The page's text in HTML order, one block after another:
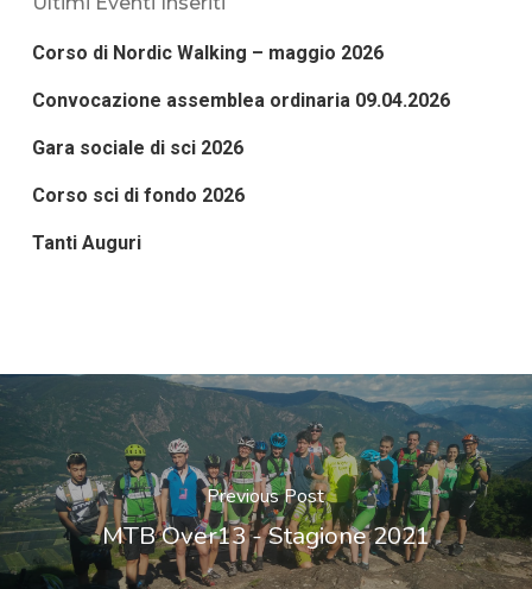
Corso di Nordic Walking – maggio 2026
Convocazione assemblea ordinaria 09.04.2026
Gara sociale di sci 2026
Corso sci di fondo 2026
Tanti Auguri
Previous Post
MTB Over13 - Stagione 2021